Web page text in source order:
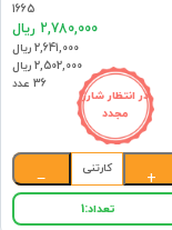
در انتظار شارژ
مجدد
1665
2,780,000 ریال
2,641,000 ریال
2,502,000 ریال
36 عدد
+
کارتنی
−
تعداد:1